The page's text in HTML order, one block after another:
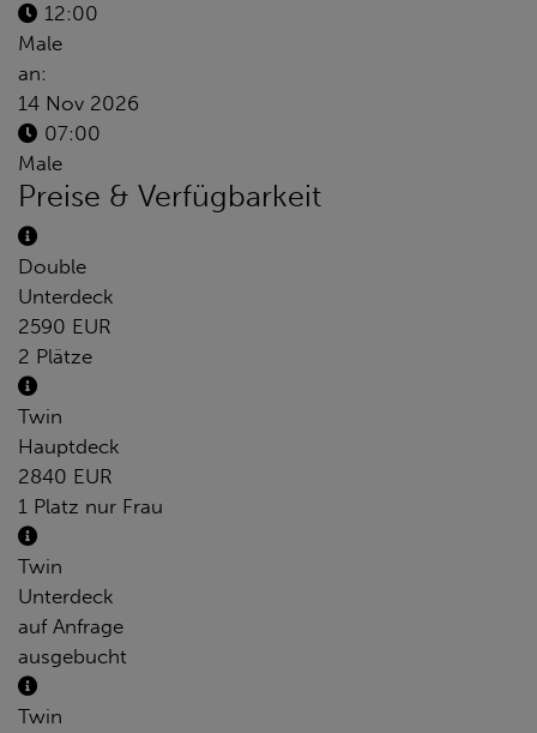
12:00
Male
an:
14 Nov 2026
07:00
Male
Preise & Verfügbarkeit
Double
Unterdeck
2590 EUR
2 Plätze
Twin
Hauptdeck
2840 EUR
1 Platz nur Frau
Twin
Unterdeck
auf Anfrage
ausgebucht
Twin